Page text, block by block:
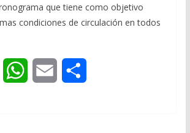
que tiene como objetivo
condiciones de circulación en todos
W